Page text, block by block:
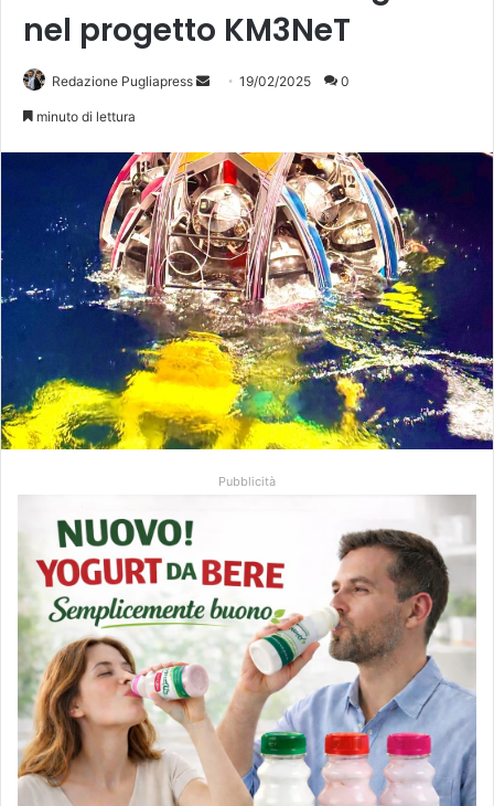
nel progetto KM3NeT
Redazione Pugliapress
Invia 19/02/2025 0
minuto di lettura
Pubblicità